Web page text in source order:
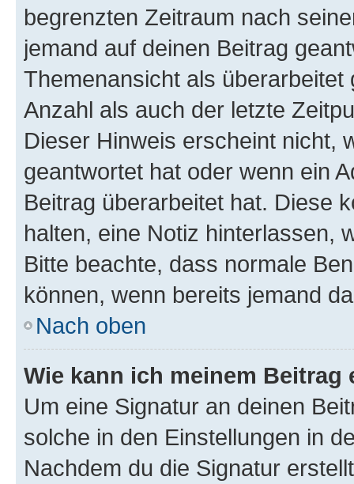
begrenzten Zeitraum nach
jemand auf deinen Beitrag
Themenansicht als
Anzahl als auch der letzte
Dieser Hinweis erscheint nicht,
geantwortet hat oder wenn ein
Beitrag überarbeitet hat. Diese
halten, eine Notiz hinterlassen,
Bitte beachte, dass normale
können, wenn bereits jemand
Nach oben
Wie kann ich meinem
Um eine Signatur an deinen
solche in den Einstellungen in
Nachdem du die Signatur